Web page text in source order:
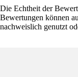
Die Echtheit der
Bewertungen können
nachweislich genutzt